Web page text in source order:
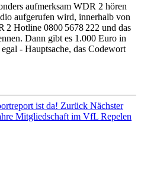
aufmerksam WDR 2 hören
aufgerufen wird, innerhalb von
2 Hotline 0800 5678 222 und das
Dann gibt es 1.000 Euro in
- Hauptsache, das Codewort
ist da! Zurück Nächster
Mitgliedschaft im VfL Repelen